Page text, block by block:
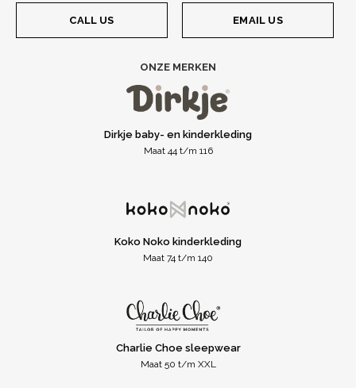
CALL US EMAIL US
ONZE MERKEN
Dirkje baby- en kinderkleding
Maat 44 t/m 116
Koko Noko kinderkleding
Maat 74 t/m 140
Charlie Choe sleepwear
Maat 50 t/m XXL